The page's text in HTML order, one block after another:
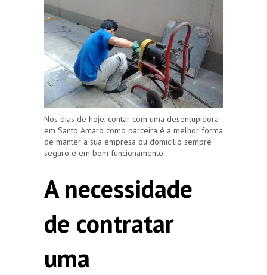
Nos dias de hoje, contar com uma desentupidora
em Santo Amaro como parceira é a melhor forma
de manter a sua empresa ou domicílio sempre
seguro e em bom funcionamento.
A necessidade
de contratar
uma